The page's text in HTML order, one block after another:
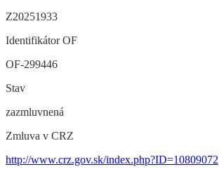
Z20251933
Identifikátor OF
OF-299446
Stav
zazmluvnená
Zmluva v CRZ
http://www.crz.gov.sk/index.php?ID=10809072